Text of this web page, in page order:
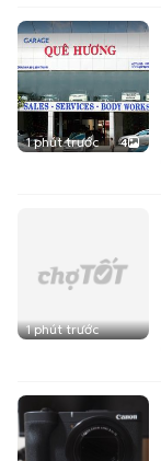
1 phút trước 4
1 phút trước